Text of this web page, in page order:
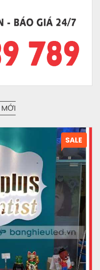
MỚI
SALE